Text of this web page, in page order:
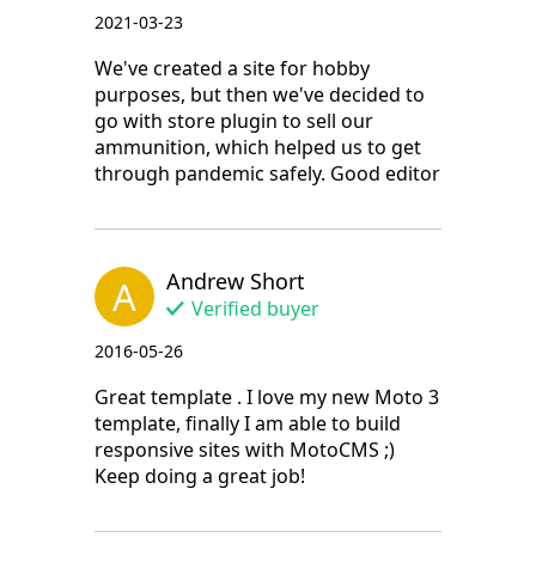
2021-03-23
We've created a site for hobby
purposes, but then we've decided to
go with store plugin to sell our
ammunition, which helped us to get
through pandemic safely. Good editor
A Andrew Short
Verified buyer
2016-05-26
Great template . I love my new Moto 3
template, finally I am able to build
responsive sites with MotoCMS ;)
Keep doing a great job!